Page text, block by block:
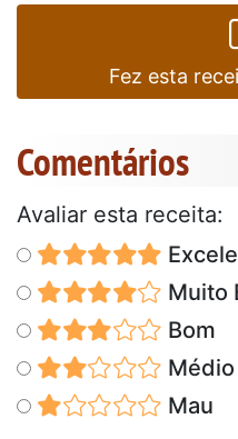
Fez esta
Comentários
Avaliar esta receita:
Muito
Bom
Médio
Mau